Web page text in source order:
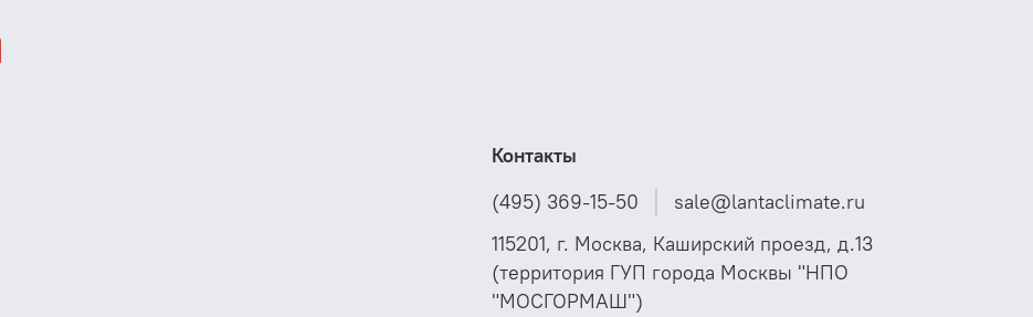
Контакты
(495) 369-15-50
sale@lantaclimate.ru
115201, г. Москва, Каширский проезд, д.13
(территория ГУП города Москвы "НПО
"МОСГОРМАШ")